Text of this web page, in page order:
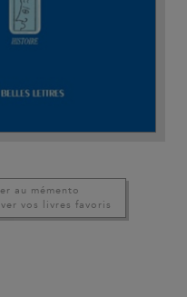
au mémento
vos livres favoris